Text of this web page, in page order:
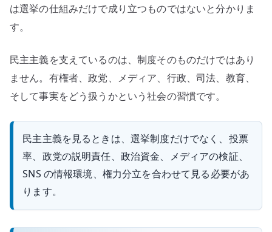
る
は選挙の仕組みだけで成り立つものではないと分かりま
す。
民主主義を支えているのは、制度そのものだけではあり
ません。有権者、政党、メディア、行政、司法、教育、
そして事実をどう扱うかという社会の習慣です。
民主主義を見るときは、選挙制度だけでなく、投票
率、政党の説明責任、政治資金、メディアの検証、
SNS の情報環境、権力分立を合わせて見る必要があ
ります。